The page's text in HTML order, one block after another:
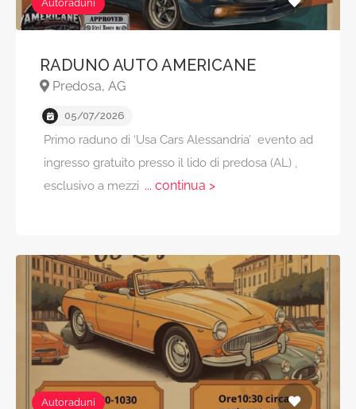
Autoraduni
RADUNO AUTO AMERICANE
Predosa, AG
05/07/2026
Primo raduno di ‘Usa Cars Alessandria’ evento ad
ingresso gratuito presso il lido di predosa (AL) ,
esclusivo a mezzi ... continua >
Autoraduni